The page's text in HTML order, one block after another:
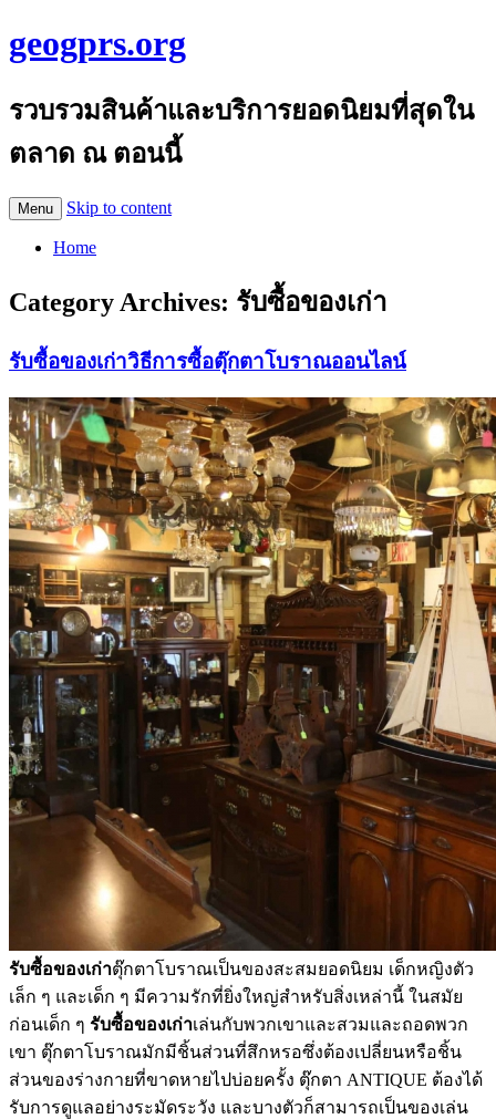
geogprs.org
รวบรวมสินค้าและบริการยอดนิยมที่สุดใน
ตลาด ณ ตอนนี้
Menu Skip to content
Home
Category Archives: รับซื้อของเก่า
รับซื้อของเก่าวิธีการซื้อตุ๊กตาโบราณออนไลน์
รับซื้อของเก่าตุ๊กตาโบราณเป็นของสะสมยอดนิยม เด็กหญิงตัว
เล็ก ๆ และเด็ก ๆ มีความรักที่ยิ่งใหญ่สำหรับสิ่งเหล่านี้ ในสมัย
ก่อนเด็ก ๆ รับซื้อของเก่าเล่นกับพวกเขาและสวมและถอดพวก
เขา ตุ๊กตาโบราณมักมีชิ้นส่วนที่สึกหรอซึ่งต้องเปลี่ยนหรือชิ้น
ส่วนของร่างกายที่ขาดหายไปบ่อยครั้ง ตุ๊กตา ANTIQUE ต้องได้
รับการดูแลอย่างระมัดระวัง และบางตัวก็สามารถเป็นของเล่น